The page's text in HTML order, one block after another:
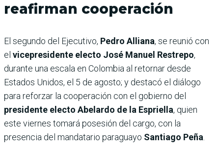
reafirman cooperación
El segundo del Ejecutivo, Pedro Alliana, se reunió con
el vicepresidente electo José Manuel Restrepo,
durante una escala en Colombia al retornar desde
Estados Unidos, el 5 de agosto; y destacó el diálogo
para reforzar la cooperación con el gobierno del
presidente electo Abelardo de la Espriella, quien
este viernes tomará posesión del cargo, con la
presencia del mandatario paraguayo Santiago Peña.